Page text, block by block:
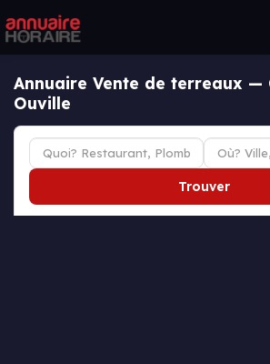
Annuaire Vente de terreaux —
Ouville
Trouver